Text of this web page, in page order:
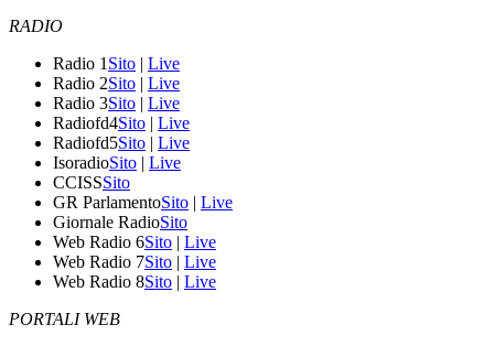
RADIO
Radio 1 Sito | Live
Radio 2Sito | Live
Radio 3Sito | Live
Radiofd4Sito | Live
Radiofd5Sito | Live
IsoradioSito | Live
CCISSSito
GR ParlamentoSito | Live
Giornale RadioSito
Web Radio 6Sito | Live
Web Radio 7Sito | Live
Web Radio 8Sito | Live
PORTALI WEB